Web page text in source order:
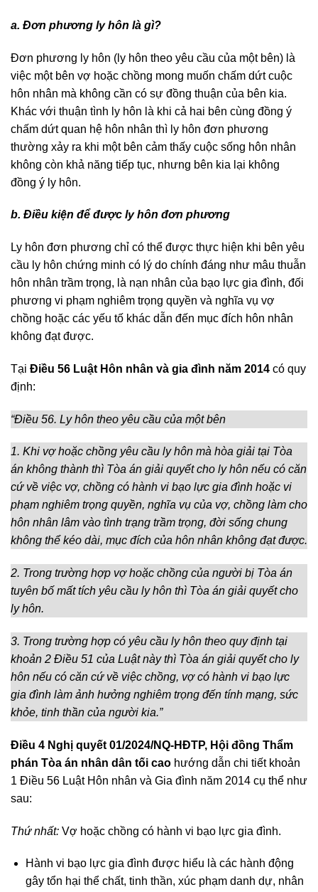
a. Đơn phương ly hôn là gì?
Đơn phương ly hôn (ly hôn theo yêu cầu của một bên) là
việc một bên vợ hoặc chồng mong muốn chấm dứt cuộc
hôn nhân mà không cần có sự đồng thuận của bên kia.
Khác với thuận tình ly hôn là khi cả hai bên cùng đồng ý
chấm dứt quan hệ hôn nhân thì ly hôn đơn phương
thường xảy ra khi một bên cảm thấy cuộc sống hôn nhân
không còn khả năng tiếp tục, nhưng bên kia lại không
đồng ý ly hôn.
b. Điều kiện để được ly hôn đơn phương
Ly hôn đơn phương chỉ có thể được thực hiện khi bên yêu
cầu ly hôn chứng minh có lý do chính đáng như mâu thuẫn
hôn nhân trầm trọng, là nạn nhân của bạo lực gia đình, đối
phương vi phạm nghiêm trọng quyền và nghĩa vụ vợ
chồng hoặc các yếu tố khác dẫn đến mục đích hôn nhân
không đạt được.
Tại Điều 56 Luật Hôn nhân và gia đình năm 2014 có quy
định:
“Điều 56. Ly hôn theo yêu cầu của một bên
1. Khi vợ hoặc chồng yêu cầu ly hôn mà hòa giải tại Tòa
án không thành thì Tòa án giải quyết cho ly hôn nếu có căn
cứ về việc vợ, chồng có hành vi bạo lực gia đình hoặc vi
phạm nghiêm trọng quyền, nghĩa vụ của vợ, chồng làm cho
hôn nhân lâm vào tình trạng trầm trọng, đời sống chung
không thể kéo dài, mục đích của hôn nhân không đạt được.
2. Trong trường hợp vợ hoặc chồng của người bị Tòa án
tuyên bố mất tích yêu cầu ly hôn thì Tòa án giải quyết cho
ly hôn.
3. Trong trường hợp có yêu cầu ly hôn theo quy định tại
khoản 2 Điều 51 của Luật này thì Tòa án giải quyết cho ly
hôn nếu có căn cứ về việc chồng, vợ có hành vi bạo lực
gia đình làm ảnh hưởng nghiêm trọng đến tính mạng, sức
khỏe, tinh thần của người kia.”
Điều 4 Nghị quyết 01/2024/NQ-HĐTP, Hội đồng Thẩm
phán Tòa án nhân dân tối cao hướng dẫn chi tiết khoản
1 Điều 56 Luật Hôn nhân và Gia đình năm 2014 cụ thể như
sau:
Thứ nhất: Vợ hoặc chồng có hành vi bạo lực gia đình.
Hành vi bạo lực gia đình được hiểu là các hành động
gây tổn hại thể chất, tinh thần, xúc phạm danh dự, nhân